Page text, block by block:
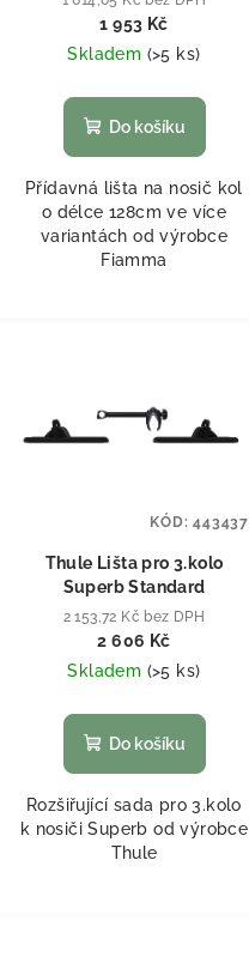
1 953 Kč
Skladem (>5 ks)
Do košíku
Přídavná lišta na nosič kol
o délce 128cm ve více
variantách od výrobce
Fiamma
Thule Lišta pro 3.kolo
Superb Standard
2 153,72 Kč bez DPH
2 606 Kč
Skladem (>5 ks)
Do košíku
Rozšiřující sada pro 3.kolo
k nosiči Superb od výrobce
Thule
KÓD:443437